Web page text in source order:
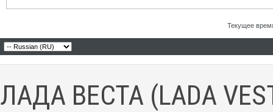
Текущее
ЛАДА ВЕСТА (LADA